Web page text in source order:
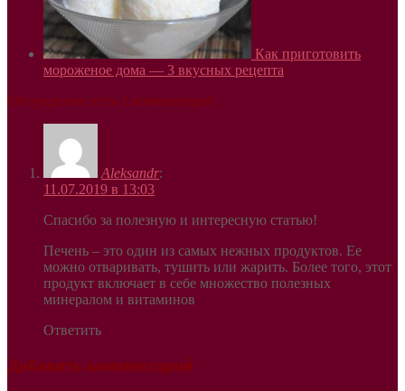
Как приготовить
мороженое дома — 3 вкусных рецепта
Обсуждение: есть 1 комментарий
Aleksandr:
11.07.2019 в 13:03
Спасибо за полезную и интересную статью!
Печень – это один из самых нежных продуктов. Ее
можно отваривать, тушить или жарить. Более того, этот
продукт включает в себе множество полезных
минералом и витаминов
Ответить
Добавить комментарий